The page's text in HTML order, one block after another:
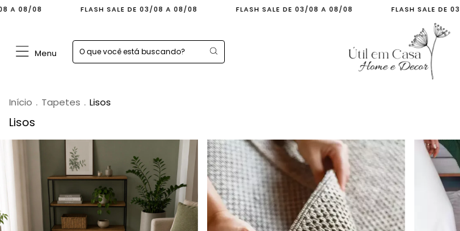
SALE DE 03/08 A 08/08 FLASH SALE DE 03/08 A 08/08 FLASH SALE DE 03/08 A 08/08
Menu
Início . Tapetes . Lisos
Lisos